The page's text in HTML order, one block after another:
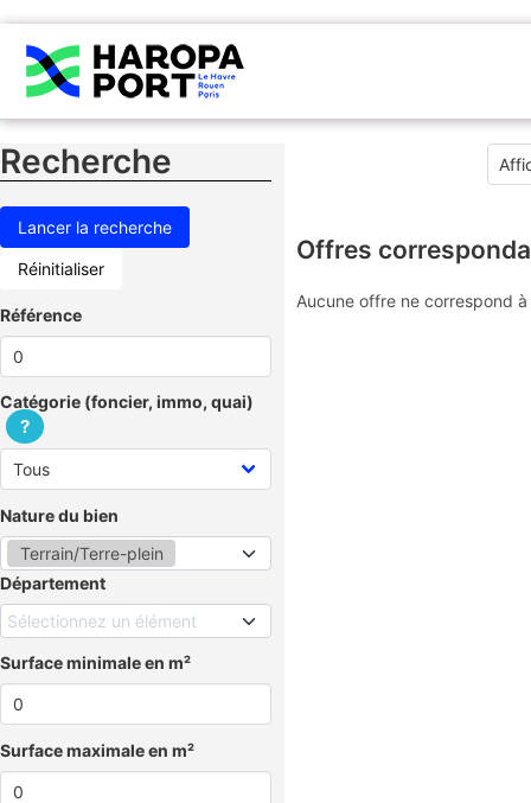
Recherche
Réinitialiser
Référence
Catégorie (foncier, immo, quai)
?
Nature du bien
Terrain/Terre-plein
Département
Sélectionnez un élément
Surface minimale en m²
Surface maximale en m²
Offres
Aucune offre ne correspond